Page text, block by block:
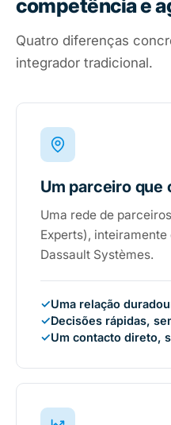
competência e
Quatro diferenças
integrador tradicional.
Um parceiro que
Uma rede de
Experts),
Dassault Systèmes.
✓Uma relação
✓Decisões rápidas,
✓Um contacto direto,